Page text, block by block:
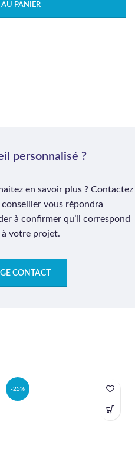
PANIER
personnalisé ?
en savoir plus ? Contactez
vous répondra
à confirmer qu’il correspond
votre projet.
CONTACT
-25%